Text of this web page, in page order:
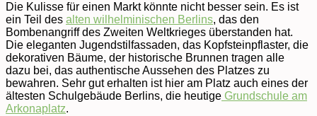
Die Kulisse für einen Markt könnte nicht besser sein. Es ist
ein Teil des alten wilhelminischen Berlins, das den
Bombenangriff des Zweiten Weltkrieges überstanden hat.
Die eleganten Jugendstilfassaden, das Kopfsteinpflaster, die
dekorativen Bäume, der historische Brunnen tragen alle
dazu bei, das authentische Aussehen des Platzes zu
bewahren. Sehr gut erhalten ist hier am Platz auch eines der
ältesten Schulgebäude Berlins, die heutige Grundschule am
Arkonaplatz.